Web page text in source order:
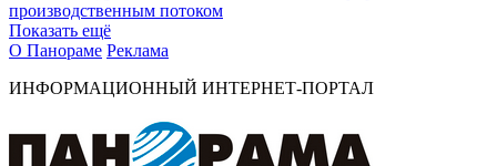
производственным потоком
Показать ещё
О Панораме Реклама
ИНФОРМАЦИОННЫЙ ИНТЕРНЕТ-ПОРТАЛ